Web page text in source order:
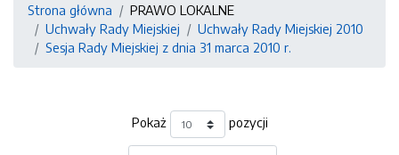
Strona główna
PRAWO LOKALNE
Uchwały Rady Miejskiej
Uchwały Rady Miejskiej 2010
Sesja Rady Miejskiej z dnia 31 marca 2010 r.
Pokaż pozycji